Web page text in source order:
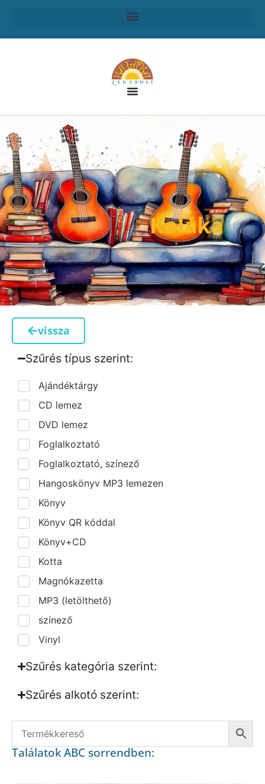
Kaláka
vissza
Szűrés típus szerint:​
Ajándéktárgy
CD lemez
DVD lemez
Foglalkoztató
Foglalkoztató, színező
Hangoskönyv MP3 lemezen
Könyv
Könyv QR kóddal
Könyv+CD
Kotta
Magnókazetta
MP3 (letölthető)
színező
Vinyl
Szűrés kategória szerint:
Szűrés alkotó szerint:​
Találatok ABC sorrendben: